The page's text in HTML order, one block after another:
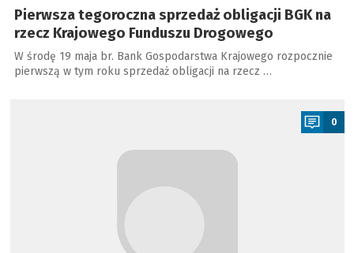
Pierwsza tegoroczna sprzedaż obligacji BGK na
rzecz Krajowego Funduszu Drogowego
W środę 19 maja br. Bank Gospodarstwa Krajowego rozpocznie
pierwszą w tym roku sprzedaż obligacji na rzecz …
0